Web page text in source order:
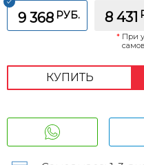
9 368 РУБ. 8 431
* При
КУПИТЬ